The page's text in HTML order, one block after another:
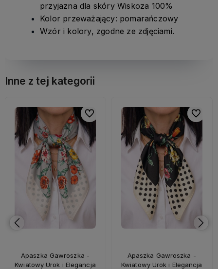
przyjazna dla skóry Wiskoza 100%
Kolor przeważający: pomarańczowy
Wzór i kolory, zgodne ze zdjęciami.
Inne z tej kategorii
Apaszka Gawroszka -
Kwiatowy Urok i Elegancja
Do ulubionych
Do ulubionych
Apaszka Gawroszka -
Kwiatowy Urok i Elegancja
Do
Do